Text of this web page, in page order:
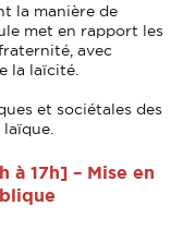
la manière de
met en rapport les
avec
la laïcité.
et sociétales des
à 17h] – Mise en